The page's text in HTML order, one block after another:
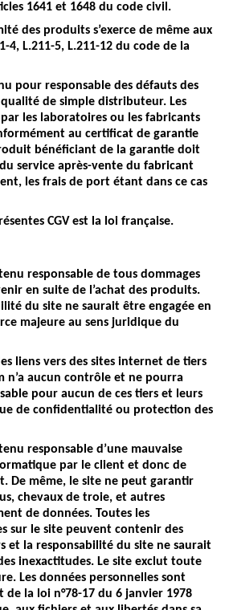
1641 et 1648 du code civil.
des produits s’exerce de même aux
4, L.211-5, L.211-12 du code de la
pour responsable des défauts des
de simple distributeur. Les
les laboratoires ou les fabricants
au certificat de garantie
bénéficiant de la garantie doit
service après-vente du fabricant
les frais de port étant dans ce cas
CGV est la loi française.
responsable de tous dommages
en suite de l’achat des produits.
du site ne saurait être engagée en
majeure au sens juridique du
liens vers des sites internet de tiers
n’a aucun contrôle et ne pourra
pour aucun de ces tiers et leurs
de confidentialité ou protection des
responsable d’une mauvaise
par le client et donc de
De même, le site ne peut garantir
chevaux de troie, et autres
de données. Toutes les
sur le site peuvent contenir des
et la responsabilité du site ne saurait
inexactitudes. Le site exclut toute
Les données personnelles sont
de la loi n°78-17 du 6 janvier 1978